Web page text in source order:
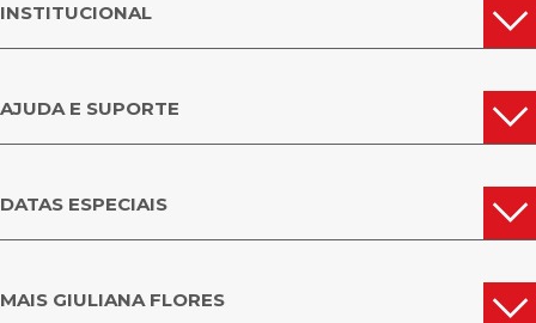
INSTITUCIONAL
AJUDA E SUPORTE
DATAS ESPECIAIS
MAIS GIULIANA FLORES